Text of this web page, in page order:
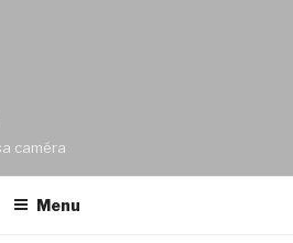
caméra
Menu